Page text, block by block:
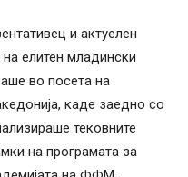
и актуелен
елитен младински
во посета на
каде заедно со
тековните
на програмата за